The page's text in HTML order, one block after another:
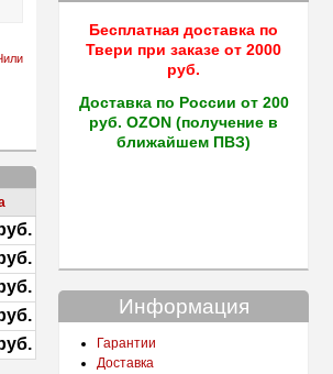
Бесплатная доставка по
Твери при заказе от 2000
руб.
Доставка по России от 200
руб. OZON (получение в
ближайшем ПВЗ)
Информация
Гарантии
Доставка